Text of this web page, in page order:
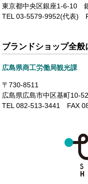
東京都中央区銀座1-6-10
TEL 03-5579-9952(代表)
ブランドショップ全
広島県商工労働局観光課
〒730-8511
広島県広島市中区基町10-52
TEL 082-513-3441 FAX